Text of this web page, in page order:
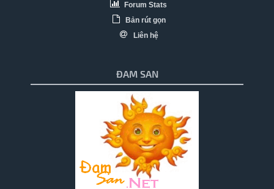
Forum Stats
Bản rút gọn
Liên hệ
ĐAM SAN